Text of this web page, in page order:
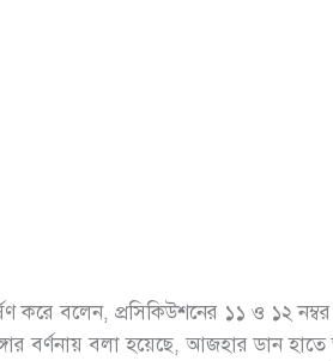
করে বলেন, প্রসিকিউশনের ১১ ও ১২
বর্ণনায় বলা হয়েছে, আজহার ডান হাতে